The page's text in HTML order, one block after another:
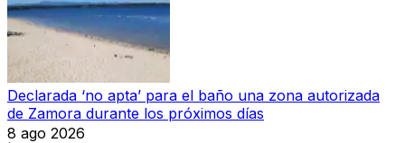
Declarada ‘no apta’ para el baño una zona autorizada
de Zamora durante los próximos días
8 ago 2026